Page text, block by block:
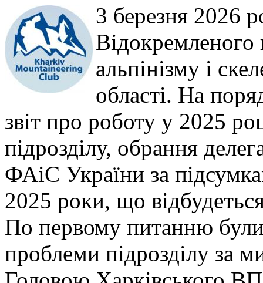
3 березня 2026
Відокремленого
альпінізму і
області. На
звіт про роботу у 2025
підрозділу, обрання
ФАіС України за
2025 роки, що
По первому питанню були
проблеми підрозділу за